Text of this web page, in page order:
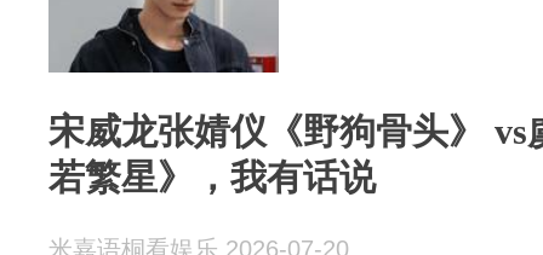
宋威龙张婧仪《野狗骨头》 vs
若繁星》，我有话说
米嘉语桐看娱乐 2026-07-20